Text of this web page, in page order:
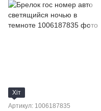
Хіт
Артикул: 1006187835